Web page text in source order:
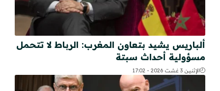
ألباريس يشيد بتعاون المغرب: الرباط لا تتحمل
مسؤولية أحداث سبتة
الإثنين 3 غشت 2026 - 17:02